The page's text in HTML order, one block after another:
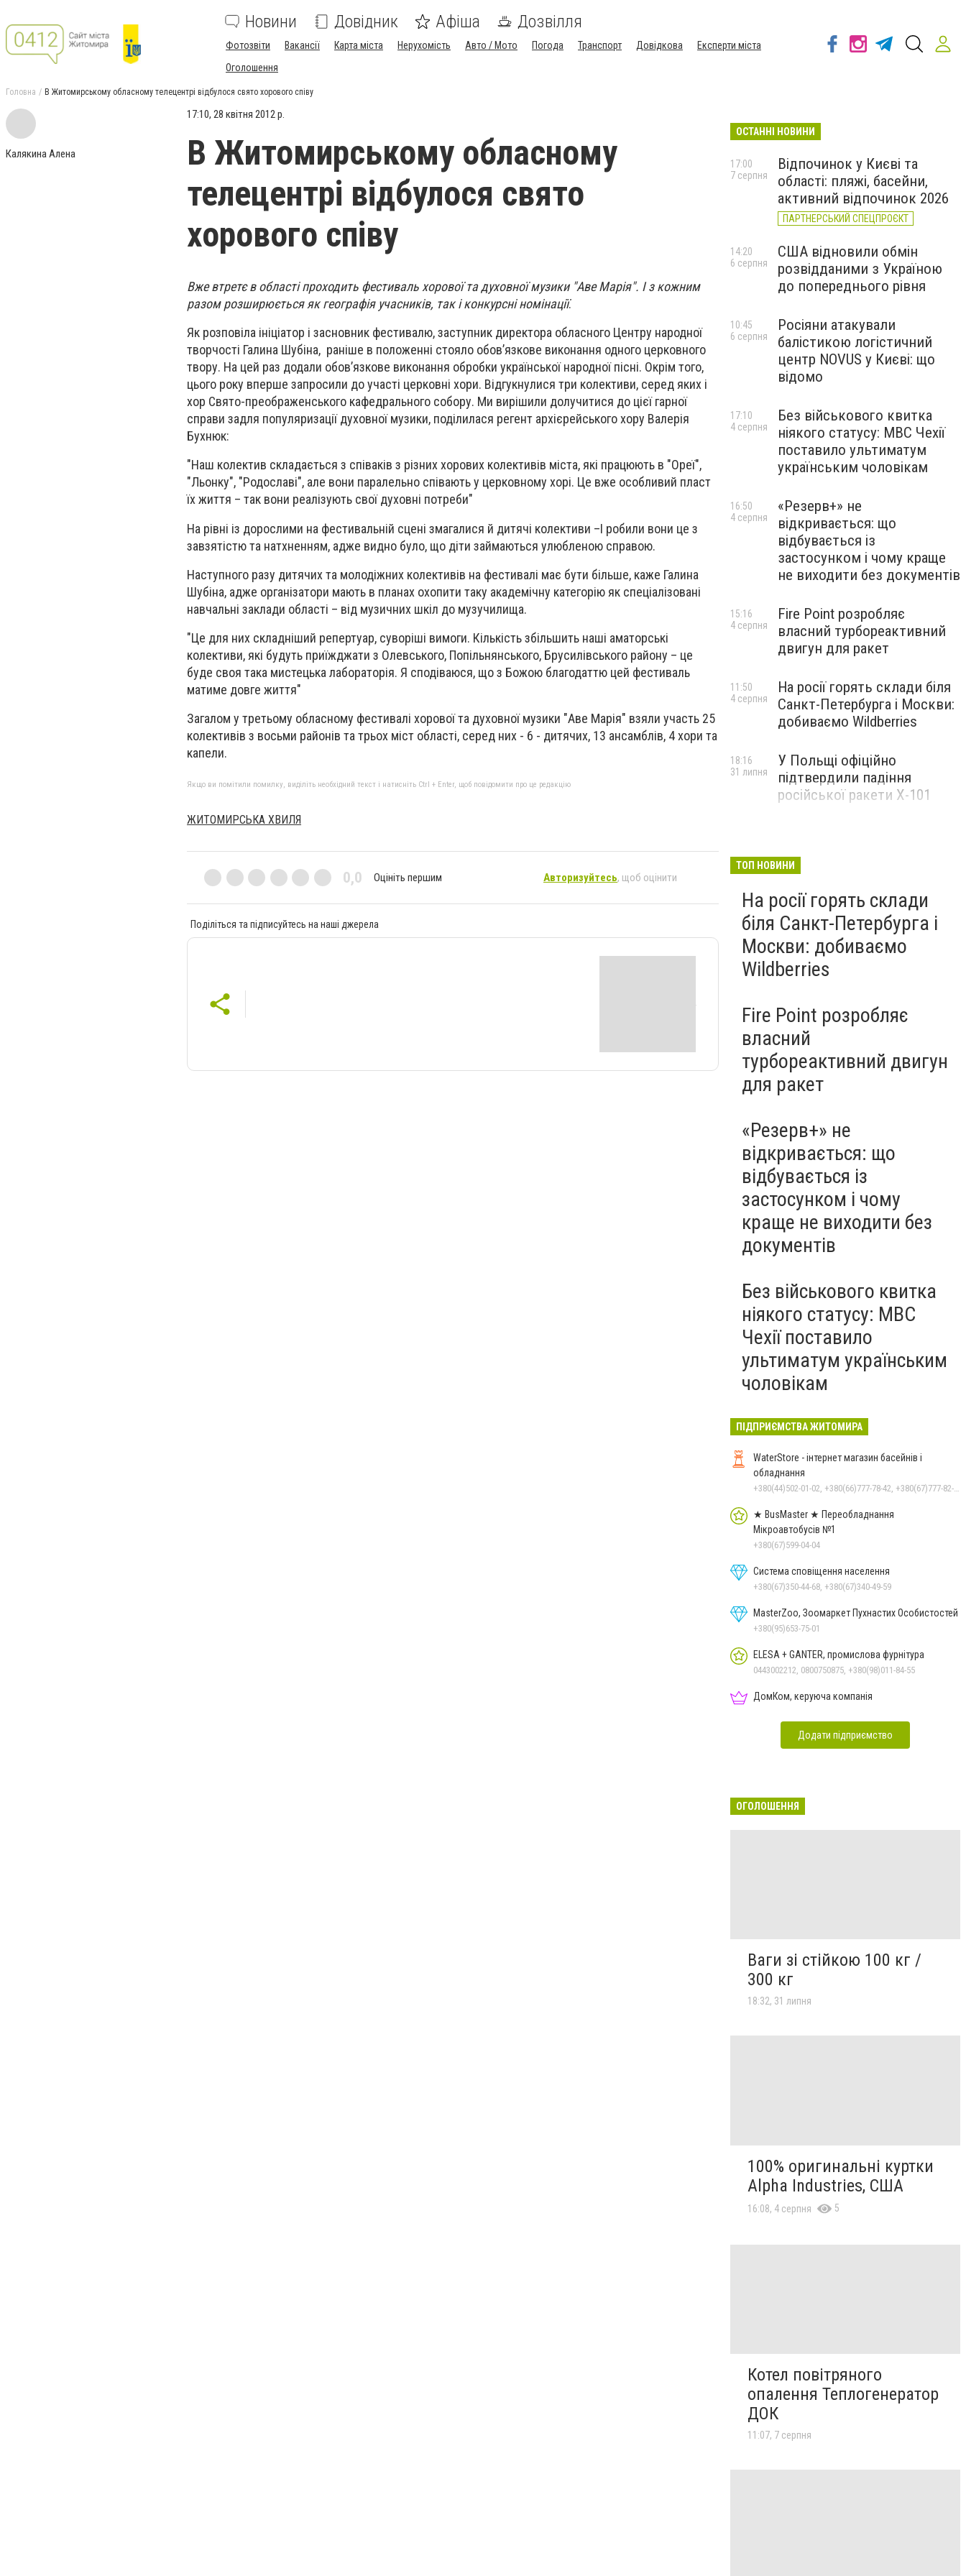
Новини Довідник Афіша Дозвілля
Фотозвіти Вакансії Карта міста Нерухомість Авто / Мото Погода Транспорт Довідкова
Експерти міста
Оголошення
Головна В Житомирському обласному телецентрі відбулося свято хорового співу
Калякина Алена
17:10, 28 квітня 2012 р.
В Житомирському обласному
телецентрі відбулося свято
хорового співу
Вже втретє в області проходить фестиваль хорової та духовної музики "Аве Марія". І з кожним
разом розширюється як географія учасників, так і конкурсні номінації.
Як розповіла ініціатор і засновник фестивалю, заступник директора обласного Центру народної
творчості Галина Шубіна, раніше в положенні стояло обов’язкове виконання одного церковного
твору. На цей раз додали обов’язкове виконання обробки української народної пісні. Окрім того,
цього року вперше запросили до участі церковні хори. Відгукнулися три колективи, серед яких і
хор Свято-преображенського кафедрального собору. Ми вирішили долучитися до цієї гарної
справи задля популяризації духовної музики, поділилася регент архієрейського хору Валерія
Бухнюк:
"Наш колектив складається з співаків з різних хорових колективів міста, які працюють в "Ореї",
"Льонку", "Родославі", але вони паралельно співають у церковному хорі. Це вже особливий пласт
їх життя – так вони реалізують свої духовні потреби"
На рівні із дорослими на фестивальній сцені змагалися й дитячі колективи –І робили вони це з
завзятістю та натхненням, адже видно було, що діти займаються улюбленою справою.
Наступного разу дитячих та молодіжних колективів на фестивалі має бути більше, каже Галина
Шубіна, адже організатори мають в планах охопити таку академічну категорію як спеціалізовані
навчальні заклади області – від музичних шкіл до музучилища.
"Це для них складніший репертуар, суворіші вимоги. Кількість збільшить наші аматорські
колективи, які будуть приїжджати з Олевського, Попільнянського, Брусилівського району – це
буде своя така мистецька лабораторія. Я сподіваюся, що з Божою благодаттю цей фестиваль
матиме довге життя"
Загалом у третьому обласному фестивалі хорової та духовної музики "Аве Марія" взяли участь 25
колективів з восьми районів та трьох міст області, серед них - 6 - дитячих, 13 ансамблів, 4 хори та
капели.
Якщо ви помітили помилку, виділіть необхідний текст і натисніть Ctrl + Enter, щоб повідомити про це редакцію
ЖИТОМИРСЬКА ХВИЛЯ
0,0 Оцініть першим Авторизуйтесь, щоб оцінити
Поділіться та підписуйтесь на наші джерела
ОСТАННІ НОВИНИ
Відпочинок у Києві та
області: пляжі, басейни,
активний відпочинок 2026
ПАРТНЕРСЬКИЙ СПЕЦПРОЄКТ
17:00
7 серпня
США відновили обмін
розвідданими з Україною
до попереднього рівня
14:20
6 серпня
Росіяни атакували
балістикою логістичний
центр NOVUS у Києві: що
відомо
10:45
6 серпня
Без військового квитка
ніякого статусу: МВС Чехії
поставило ультиматум
українським чоловікам
17:10
4 серпня
«Резерв+» не
відкривається: що
відбувається із
застосунком і чому краще
не виходити без документів
16:50
4 серпня
Fire Point розробляє
власний турбореактивний
двигун для ракет
15:16
4 серпня
На росії горять склади біля
Санкт-Петербурга і Москви:
добиваємо Wildberries
11:50
4 серпня
У Польщі офіційно
підтвердили падіння
російської ракети Х-101
18:16
31 липня
ТОП НОВИНИ
На росії горять склади
біля Санкт-Петербурга і
Москви: добиваємо
Wildberries
Fire Point розробляє
власний
турбореактивний двигун
для ракет
«Резерв+» не
відкривається: що
відбувається із
застосунком і чому
краще не виходити без
документів
Без військового квитка
ніякого статусу: МВС
Чехії поставило
ультиматум українським
чоловікам
ПІДПРИЄМСТВА ЖИТОМИРА
WaterStore - інтернет магазин басейнів і
обладнання
+380(44)502-01-02, +380(66)777-78-42, +380(67)777-82-19, +380(67)890-80-80, +380(73)890-80-80, +380(44)502-01-03
★ BusMaster ★ Переобладнання
Мікроавтобусів №1
+380(67)599-04-04
Система сповіщення населення
+380(67)350-44-68, +380(67)340-49-59
MasterZoo, Зоомаркет Пухнастих Особистостей
+380(95)653-75-01
ELESA + GANTER, промислова фурнітура
0443002212, 0800750875, +380(98)011-84-55
ДомКом, керуюча компанія
Додати підприємство
ОГОЛОШЕННЯ
Ваги зі стійкою 100 кг /
300 кг
18:32, 31 липня
100% оригинальні куртки
Alpha Industries, США
16:08, 4 серпня 5
Котел повітряного
опалення Теплогенератор
ДОК
11:07, 7 серпня